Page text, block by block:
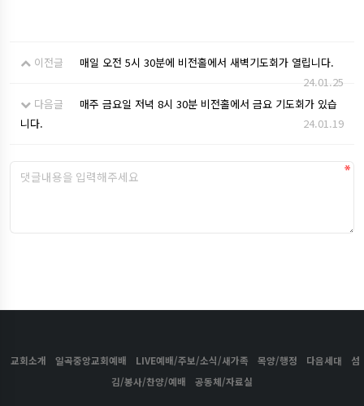
이전글
매일 오전 5시 30분에 비전홀에서 새벽기도회가 열립니다.
24.01.25
다음글
매주 금요일 저녁 8시 30분 비전홀에서 금요 기도회가 있습
니다.
24.01.19
교회소개 일곡중앙교회예배 LIVE예배/주보/소식/새가족 목양/행정 다음세대
섬
김/봉사/찬양/예배
공동체/자료실